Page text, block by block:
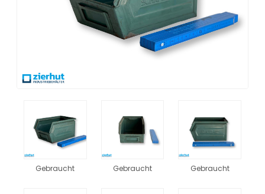
Gebraucht Gebraucht Gebraucht